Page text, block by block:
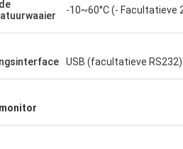
ITD is een goede fabrikant,
before and after de verkoopdienst,
indrukwekkende vlakke schermen,
betrouwbare producten.
-10~60°C (- Facultatieve
USB (facultatieve RS232)